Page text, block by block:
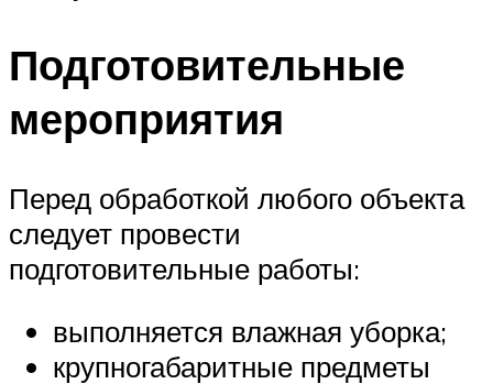
Подготовительные
мероприятия
Перед обработкой любого объекта
следует провести
подготовительные работы:
выполняется влажная уборка;
крупногабаритные предметы